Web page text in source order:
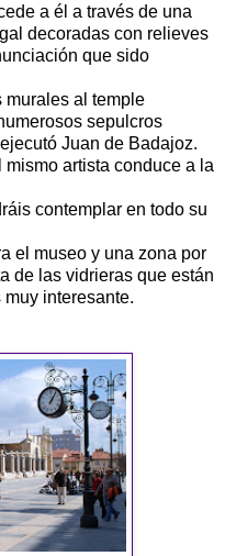
a él a través de una
decoradas con relieves
que sido
murales al temple
sepulcros
Juan de Badajoz.
artista conduce a la
contemplar en todo su
el museo y una zona por
de las vidrieras que están
interesante.